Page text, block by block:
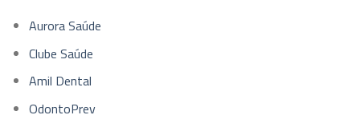
Aurora Saúde
Clube Saúde
Amil Dental
OdontoPrev